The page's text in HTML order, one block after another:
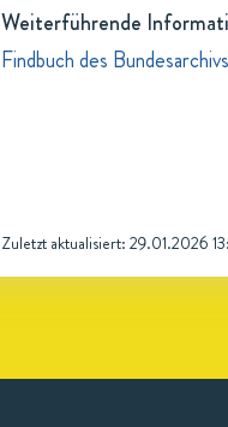
Weiterführende
Findbuch des
Zuletzt aktualisiert: 29.01.2026